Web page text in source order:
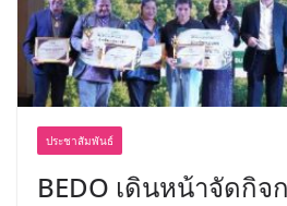
ประชาสัมพันธ์
BEDO เดินหน้าจัดกิจ